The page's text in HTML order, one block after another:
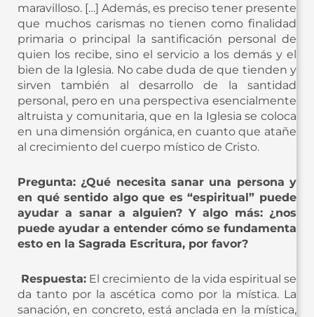
maravilloso. […] Además, es preciso tener presente
que muchos carismas no tienen como finalidad
primaria o principal la santificación personal de
quien los recibe, sino el servicio a los demás y el
bien de la Iglesia. No cabe duda de que tienden y
sirven también al desarrollo de la santidad
personal, pero en una perspectiva esencialmente
altruista y comunitaria, que en la Iglesia se coloca
en una dimensión orgánica, en cuanto que atañe
al crecimiento del cuerpo místico de Cristo.
Pregunta: ¿Qué necesita sanar una persona y
en qué sentido algo que es “espiritual” puede
ayudar a sanar a alguien? Y algo más: ¿nos
puede ayudar a entender cómo se fundamenta
esto en la Sagrada Escritura, por favor?
Respuesta: El crecimiento de la vida espiritual se
da tanto por la ascética como por la mística. La
sanación, en concreto, está anclada en la mística,